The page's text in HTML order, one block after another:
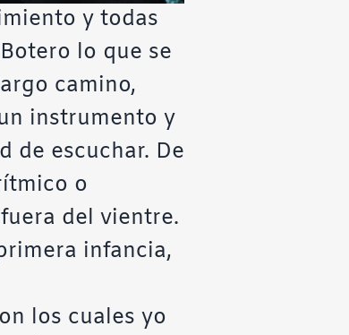
y todas
lo que se
camino,
instrumento y
de escuchar. De
o
del vientre.
infancia,
los cuales yo